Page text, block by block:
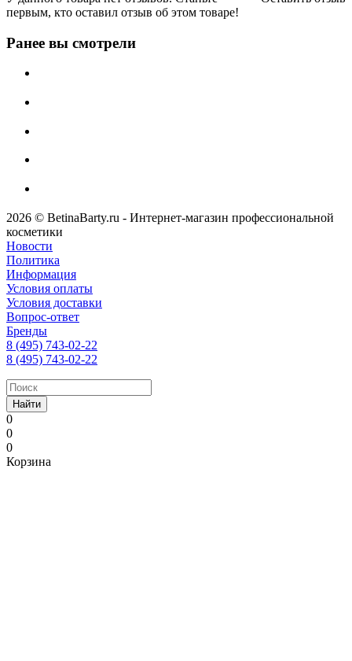
первым, кто оставил отзыв об этом товаре!
Ранее вы смотрели
2026 © BetinaBarty.ru - Интернет-магазин профессиональной
косметики
Новости
Политика
Информация
Условия оплаты
Условия доставки
Вопрос-ответ
Бренды
8 (495) 743-02-22
8 (495) 743-02-22
Найти
0
0
0
Корзина